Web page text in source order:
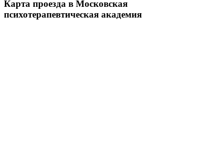
Карта проезда в Московская
психотерапевтическая академия